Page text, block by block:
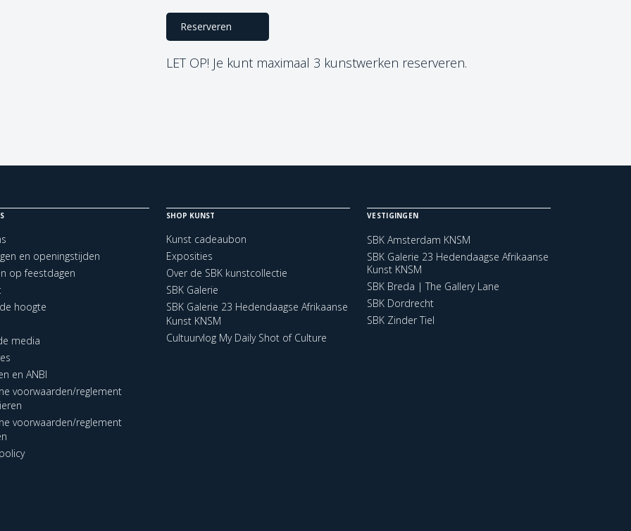
Reserveren
LET OP! Je kunt maximaal 3 kunstwerken reserveren.
en openingstijden
op feestdagen
hoogte
media
en ANBI
voorwaarden/reglement
voorwaarden/reglement
SHOP KUNST
Kunst cadeaubon
Exposities
Over de SBK kunstcollectie
SBK Galerie
SBK Galerie 23 Hedendaagse Afrikaanse
Kunst KNSM
Cultuurvlog My Daily Shot of Culture
VESTIGINGEN
SBK Amsterdam KNSM
SBK Galerie 23 Hedendaagse Afrikaanse
Kunst KNSM
SBK Breda | The Gallery Lane
SBK Dordrecht
SBK Zinder Tiel